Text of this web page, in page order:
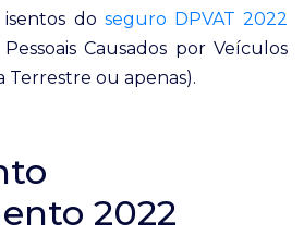
do seguro DPVAT 2022
Causados por Veículos
Terrestre ou apenas).
2022